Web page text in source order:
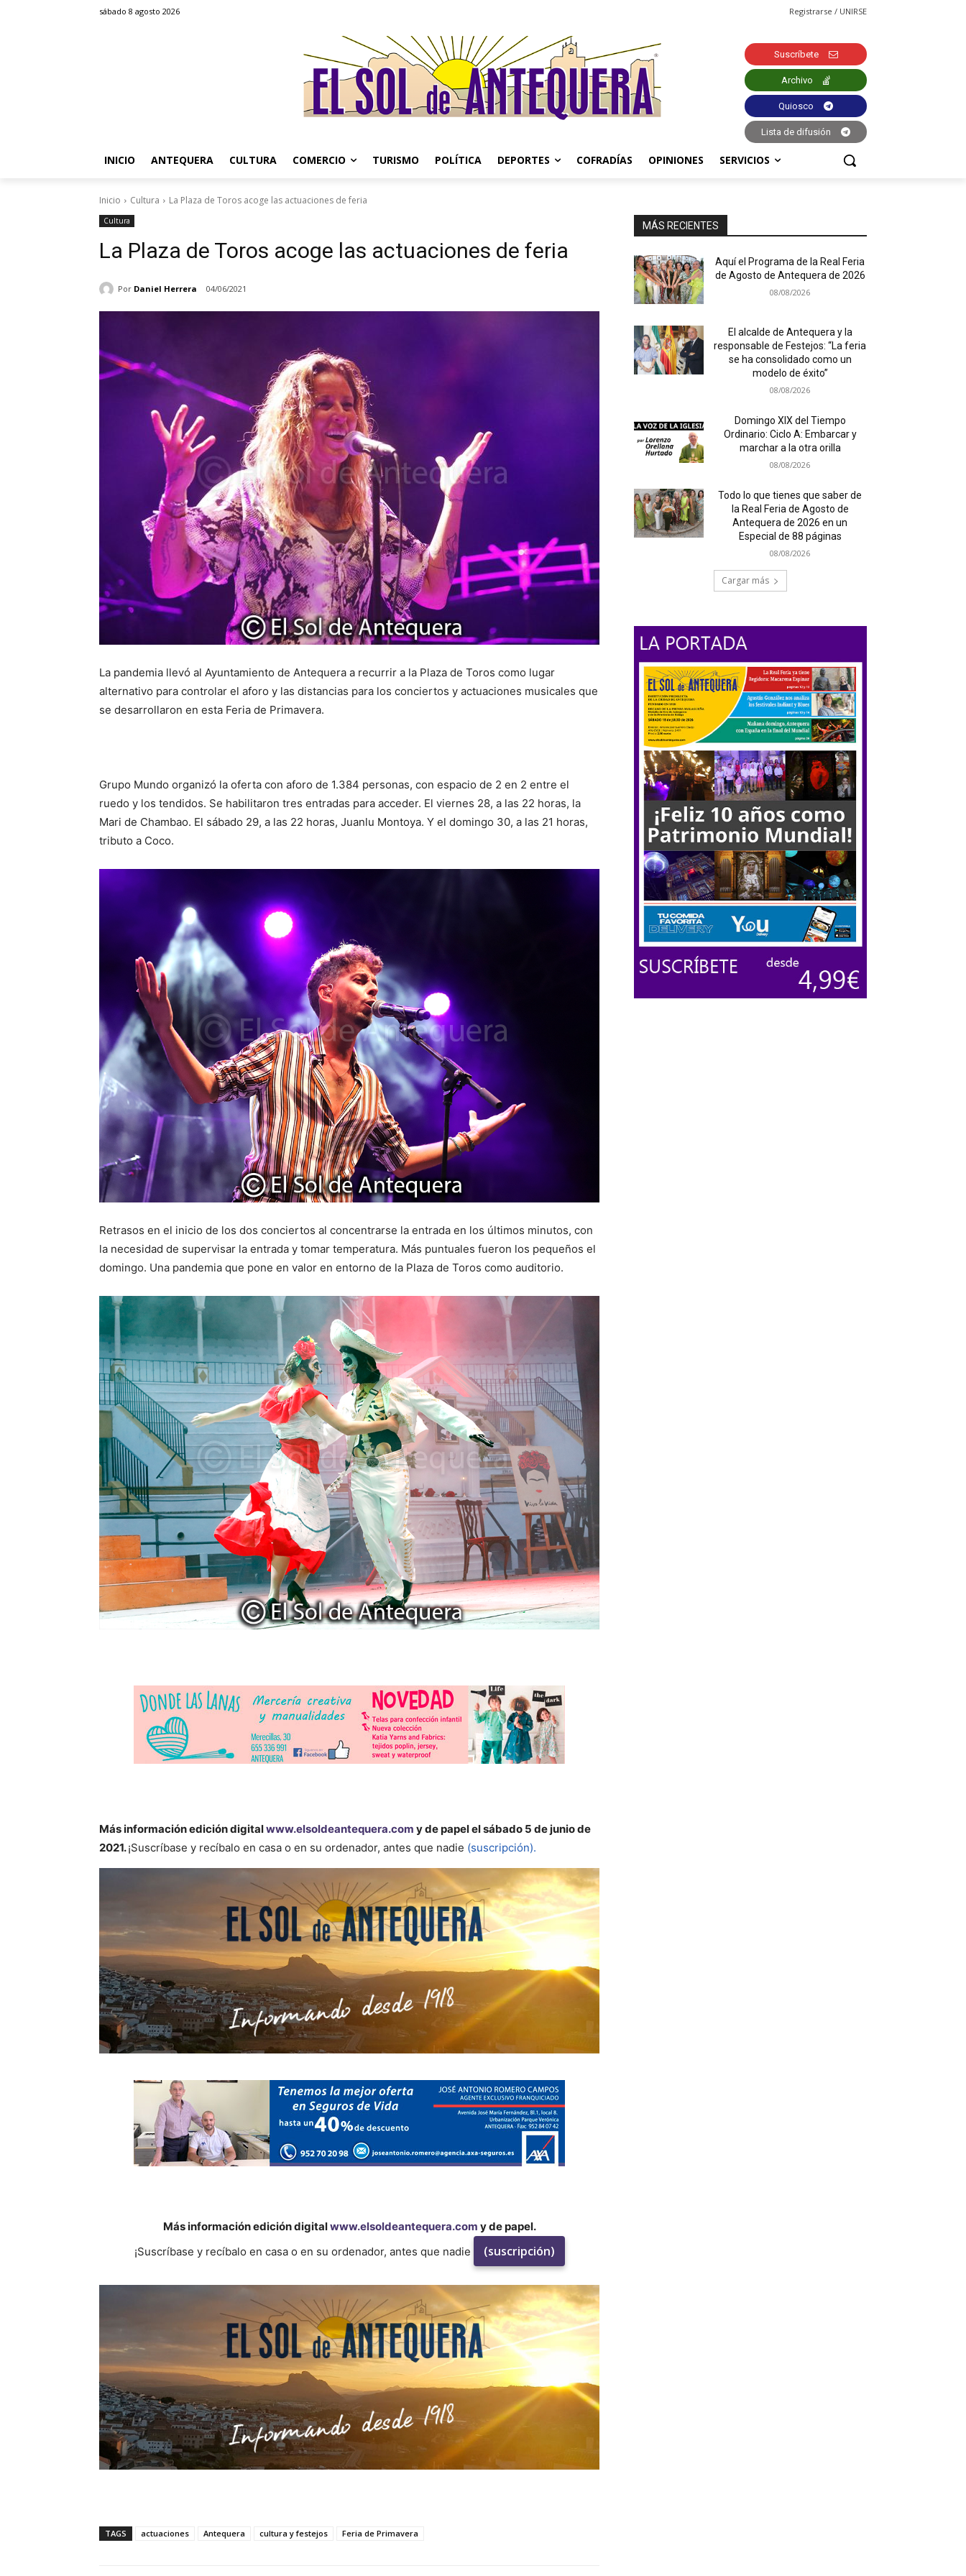
sábado 8 agosto 2026 Registrarse / UNIRSE
Suscríbete
Archivo
Quiosco
Lista de difusión
INICIO ANTEQUERA CULTURA COMERCIO TURISMO POLÍTICA DEPORTES COFRADÍAS OPINIONES SERVICIOS
Inicio Cultura La Plaza de Toros acoge las actuaciones de feria
Cultura
La Plaza de Toros acoge las actuaciones de feria
Por Daniel Herrera 04/06/2021
La pandemia llevó al Ayuntamiento de Antequera a recurrir a la Plaza de Toros como lugar
alternativo para controlar el aforo y las distancias para los conciertos y actuaciones musicales que
se desarrollaron en esta Feria de Primavera.
Grupo Mundo organizó la oferta con aforo de 1.384 personas, con espacio de 2 en 2 entre el
ruedo y los tendidos. Se habilitaron tres entradas para acceder. El viernes 28, a las 22 horas, la
Mari de Chambao. El sábado 29, a las 22 horas, Juanlu Montoya. Y el domingo 30, a las 21 horas,
tributo a Coco.
Retrasos en el inicio de los dos conciertos al concentrarse la entrada en los últimos minutos, con
la necesidad de supervisar la entrada y tomar temperatura. Más puntuales fueron los pequeños el
domingo. Una pandemia que pone en valor en entorno de la Plaza de Toros como auditorio.
Más informaciónedición digitalwww.elsoldeantequera.com y de papel el sábado 5 de junio de
2021.¡Suscríbase y recíbalo en casa o en su ordenador, antes que nadie (suscripción).
Más información edición digitalwww.elsoldeantequera.com y de papel.
¡Suscríbase y recíbalo en casa o en su ordenador, antes que nadie
(suscripción)
TAGS actuaciones Antequera cultura y festejos Feria de Primavera
MÁS RECIENTES
Aquí el Programa de la Real Feria
de Agosto de Antequera de 2026
08/08/2026
El alcalde de Antequera y la
responsable de Festejos: “La feria
se ha consolidado como un
modelo de éxito”
08/08/2026
Domingo XIX del Tiempo
Ordinario: Ciclo A: Embarcar y
marchar a la otra orilla
08/08/2026
Todo lo que tienes que saber de
la Real Feria de Agosto de
Antequera de 2026 en un
Especial de 88 páginas
08/08/2026
Cargar más